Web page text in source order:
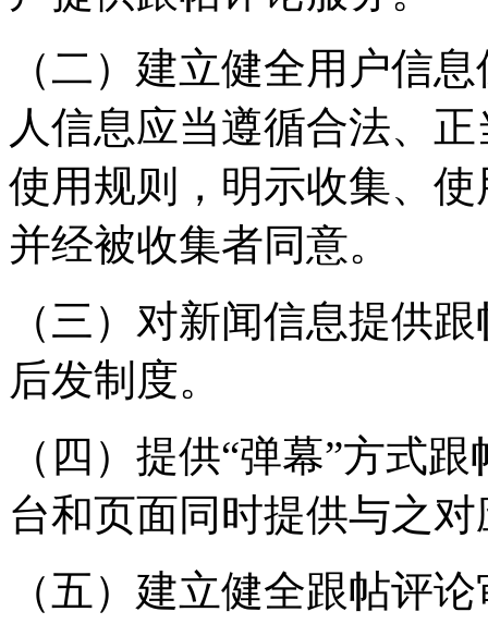
（二）建立健全用户信
人信息应当遵循合法、
使用规则，明示收集、
并经被收集者同意。
（三）对新闻信息提供
后发制度。
（四）提供“弹幕”方式
台和页面同时提供与之
（五）建立健全跟帖评